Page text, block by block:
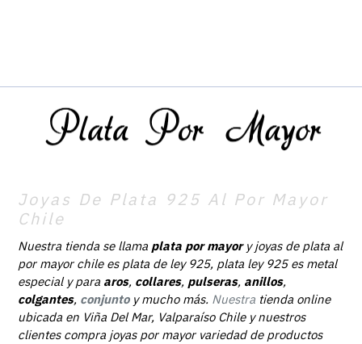
Joyas De Plata 925 Al Por Mayor
Chile
Nuestra tienda se llama plata por mayory joyas de plata al
por mayor chile es plata de ley 925, plata ley 925 es metal
especial y para aros, collares, pulseras, anillos,
colgantes, conjunto y mucho más. Nuestra tienda online
ubicada en Viña Del Mar, Valparaíso Chile y nuestros
clientes compra joyas por mayor variedad de productos